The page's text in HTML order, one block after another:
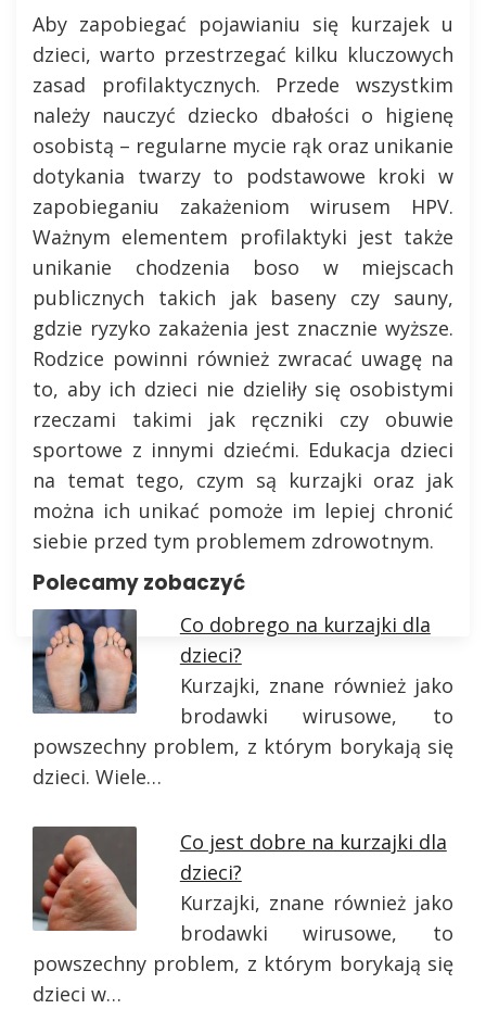
Aby zapobiegać pojawianiu się kurzajek u
dzieci, warto przestrzegać kilku kluczowych
zasad profilaktycznych. Przede wszystkim
należy nauczyć dziecko dbałości o higienę
osobistą – regularne mycie rąk oraz unikanie
dotykania twarzy to podstawowe kroki w
zapobieganiu zakażeniom wirusem HPV.
Ważnym elementem profilaktyki jest także
unikanie chodzenia boso w miejscach
publicznych takich jak baseny czy sauny,
gdzie ryzyko zakażenia jest znacznie wyższe.
Rodzice powinni również zwracać uwagę na
to, aby ich dzieci nie dzieliły się osobistymi
rzeczami takimi jak ręczniki czy obuwie
sportowe z innymi dziećmi. Edukacja dzieci
na temat tego, czym są kurzajki oraz jak
można ich unikać pomoże im lepiej chronić
siebie przed tym problemem zdrowotnym.
Polecamy zobaczyć
Co dobrego na kurzajki dla
dzieci?
Kurzajki, znane również jako
brodawki wirusowe, to
powszechny problem, z którym borykają się
dzieci. Wiele…
Co jest dobre na kurzajki dla
dzieci?
Kurzajki, znane również jako
brodawki wirusowe, to
powszechny problem, z którym borykają się
dzieci w…